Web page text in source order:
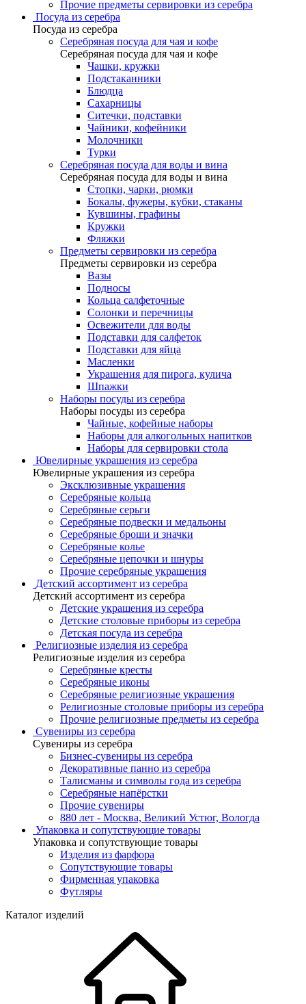
Прочие предметы сервировки из серебра
Посуда из серебра
Посуда из серебра
Серебряная посуда для чая и кофе
Серебряная посуда для чая и кофе
Чашки, кружки
Подстаканники
Блюдца
Сахарницы
Ситечки, подставки
Чайники, кофейники
Молочники
Турки
Серебряная посуда для воды и вина
Серебряная посуда для воды и вина
Стопки, чарки, рюмки
Бокалы, фужеры, кубки, стаканы
Кувшины, графины
Кружки
Фляжки
Предметы сервировки из серебра
Предметы сервировки из серебра
Вазы
Подносы
Кольца салфеточные
Солонки и перечницы
Освежители для воды
Подставки для салфеток
Подставки для яйца
Масленки
Украшения для пирога, кулича
Шпажки
Наборы посуды из серебра
Наборы посуды из серебра
Чайные, кофейные наборы
Наборы для алкогольных напитков
Наборы для сервировки стола
Ювелирные украшения из серебра
Ювелирные украшения из серебра
Эксклюзивные украшения
Серебряные кольца
Серебряные серьги
Серебряные подвески и медальоны
Серебряные броши и значки
Серебряные колье
Серебряные цепочки и шнуры
Прочие серебряные украшения
Детский ассортимент из серебра
Детский ассортимент из серебра
Детские украшения из серебра
Детские столовые приборы из серебра
Детская посуда из серебра
Религиозные изделия из серебра
Религиозные изделия из серебра
Серебряные кресты
Серебряные иконы
Серебряные религиозные украшения
Религиозные столовые приборы из серебра
Прочие религиозные предметы из серебра
Сувениры из серебра
Сувениры из серебра
Бизнес-сувениры из серебра
Декоративные панно из серебра
Талисманы и символы года из серебра
Серебряные напёрстки
Прочие сувениры
880 лет - Москва, Великий Устюг, Вологда
Упаковка и сопутствующие товары
Упаковка и сопутствующие товары
Изделия из фарфора
Сопутствующие товары
Фирменная упаковка
Футляры
Каталог изделий